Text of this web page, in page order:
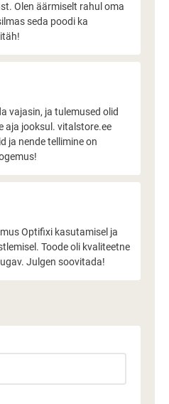
Olen äärmiselt rahul oma
seda poodi ka
vajasin, ja tulemused olid
aja jooksul. vitalstore.ee
ja nende tellimine on
Optifixi kasutamisel ja
Toode oli kvaliteetne
Julgen soovitada!